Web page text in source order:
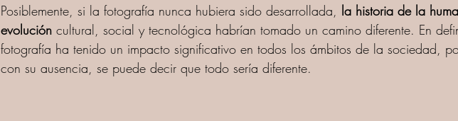
Posiblemente, si la fotografía nunca hubiera sido desarrollada, la historia de la
evolución cultural, social y tecnológica habrían tomado un camino diferente. En
fotografía ha tenido un impacto significativo en todos los ámbitos de la sociedad,
con su ausencia, se puede decir que todo sería diferente.